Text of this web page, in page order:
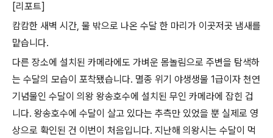
[리포트]
캄캄한 새벽 시간, 물 밖으로 나온 수달 한 마리가 이곳저곳 냄새를
맡습니다.
다른 장소에 설치된 카메라에도 가벼운 몸놀림으로 주변을 탐색하
는 수달의 모습이 포착됐습니다. 멸종 위기 야생생물 1급이자 천연
기념물인 수달이 의왕 왕송호수에 설치된 무인 카메라에 잡힌 겁
니다. 왕송호수에 수달이 살고 있다는 추측만 있었을 뿐 실제로 영
상으로 확인된 건 이번이 처음입니다. 지난해 의왕시는 수달이 먹